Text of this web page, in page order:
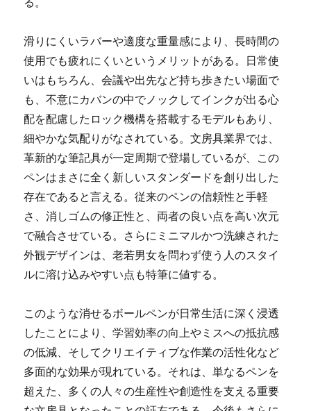
滑りにくいラバーや適度な重量感により、長時間の
使用でも疲れにくいというメリットがある。日常使
いはもちろん、会議や出先など持ち歩きたい場面で
も、不意にカバンの中でノックしてインクが出る心
配を配慮したロック機構を搭載するモデルもあり、
細やかな気配りがなされている。文房具業界では、
革新的な筆記具が一定周期で登場しているが、この
ペンはまさに全く新しいスタンダードを創り出した
存在であると言える。従来のペンの信頼性と手軽
さ、消しゴムの修正性と、両者の良い点を高い次元
で融合させている。さらにミニマルかつ洗練された
外観デザインは、老若男女を問わず使う人のスタイ
ルに溶け込みやすい点も特筆に値する。
このような消せるボールペンが日常生活に深く浸透
したことにより、学習効率の向上やミスへの抵抗感
の低減、そしてクリエイティブな作業の活性化など
多面的な効果が現れている。それは、単なるペンを
超えた、多くの人々の生産性や創造性を支える重要